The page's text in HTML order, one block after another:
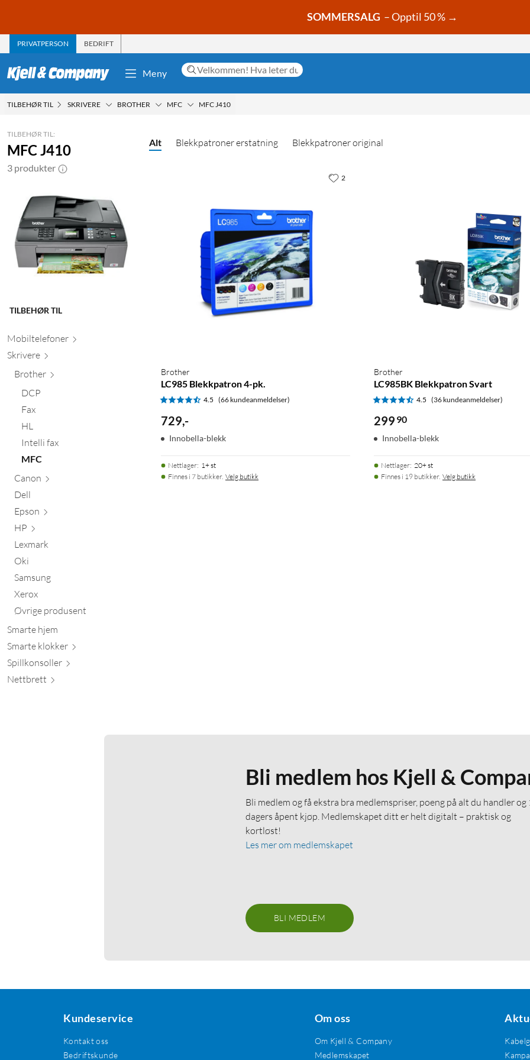
SOMMERSALG – Opptil 50 % →
PRIVATPERSON BEDRIFT
Meny
TILBEHØR TIL SKRIVERE BROTHER MFC MFC J410
TILBEHØR TIL:
MFC J410
3 produkter
TILBEHØR TIL
Mobiltelefoner
Skrivere
Brother
DCP
Fax
HL
Intelli fax
MFC
Canon
Dell
Epson
HP
Lexmark
Oki
Samsung
Xerox
Øvrige produsent
Smarte hjem
Smarte klokker
Spillkonsoller
Nettbrett
Alt Blekkpatroner erstatning Blekkpatroner original
Brother
LC985 Blekkpatron 4-pk.
4.5 (66 kundeanmeldelser)
729,-
Innobella-blekk
Nettlager: 1+ st
Finnes i 7 butikker. Velg butikk
2
Brother
LC985BK Blekkpatron Svart
4.5 (36 kundeanmeldelser)
299 90
Innobella-blekk
Nettlager: 20+ st
Finnes i 19 butikker. Velg butikk
Bli medlem hos Kjell &
Bli medlem og få ekstra bra medlemspriser, poeng på alt du handler og
dagers åpent kjøp. Medlemskapet ditt er helt digitalt – praktisk og
kortløst!
Les mer om medlemskapet
BLI MEDLEM
Kundeservice
Kontakt oss
Bedriftskunde
Om oss
Om Kjell & Company
Medlemskapet